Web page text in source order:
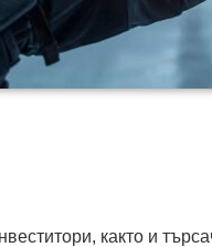
както и